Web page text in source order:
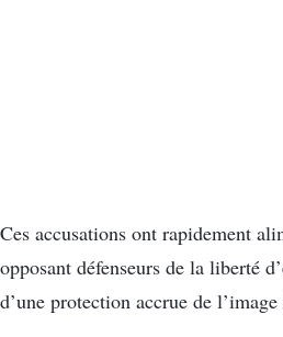
Ces accusations ont rapidement
opposant défenseurs de la liberté
d’une protection accrue de l’image